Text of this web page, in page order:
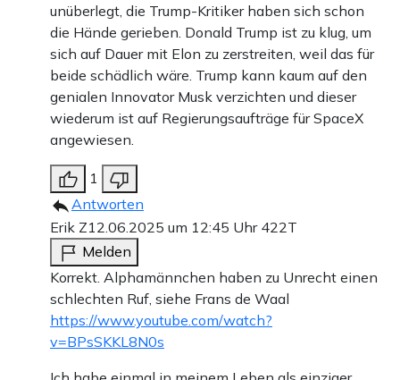
unüberlegt, die Trump-Kritiker haben sich schon
die Hände gerieben. Donald Trump ist zu klug, um
sich auf Dauer mit Elon zu zerstreiten, weil das für
beide schädlich wäre. Trump kann kaum auf den
genialen Innovator Musk verzichten und dieser
wiederum ist auf Regierungsaufträge für SpaceX
angewiesen.
1
Antworten
Erik Z12.06.2025 um 12:45 Uhr 422T
Melden
Korrekt. Alphamännchen haben zu Unrecht einen
schlechten Ruf, siehe Frans de Waal
https://www.youtube.com/watch?
v=BPsSKKL8N0s